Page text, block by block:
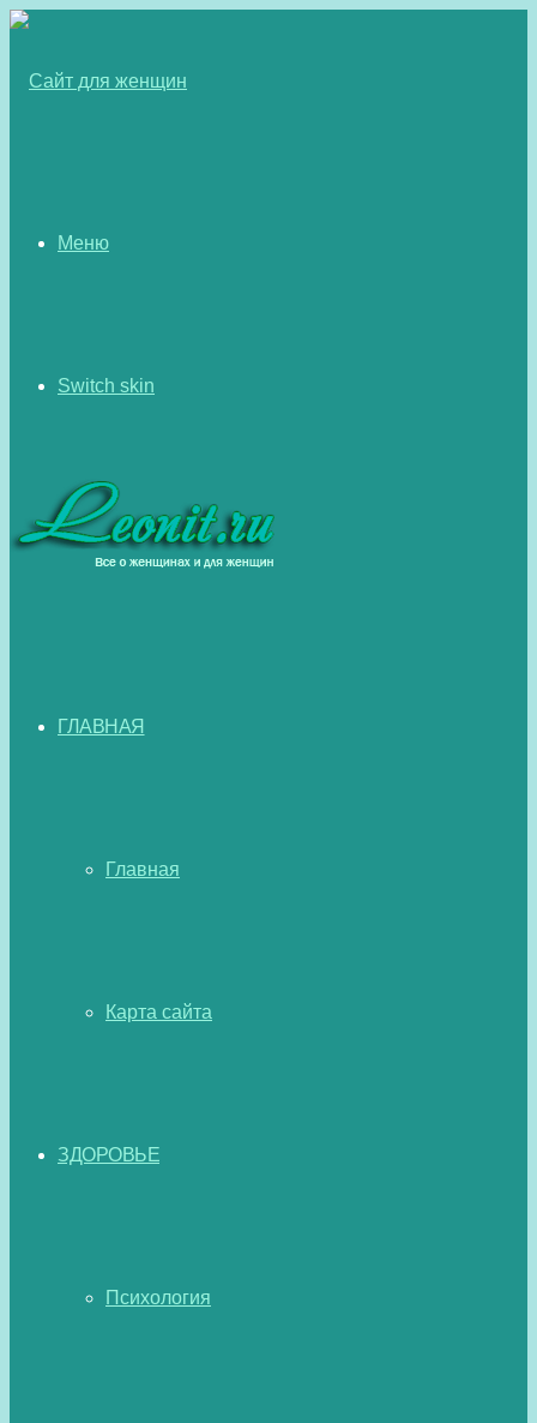
Меню
Switch skin
ГЛАВНАЯ
Главная
Карта сайта
ЗДОРОВЬЕ
Психология